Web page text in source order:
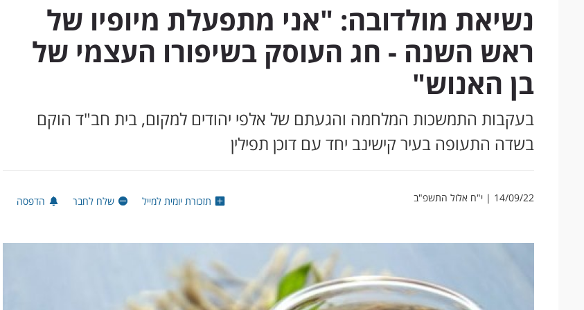
נשיאת מולדובה: "אני מתפעלת מיופיו של
ראש השנה - חג העוסק בשיפורו העצמי של
בן האנוש"
בעקבות התמשכות המלחמה והגעתם של אלפי יהודים למקום, בית חב"ד הוקם
בשדה התעופה בעיר קישינב יחד עם דוכן תפילין
14/09/22 | י"ח אלול התשפ"ב תזכורת יומית למייל שלח לחבר הדפסה